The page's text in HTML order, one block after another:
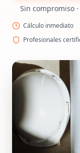
Sin compromiso
Cálculo inmediato
Profesionales